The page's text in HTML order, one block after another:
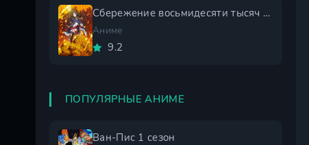
Сбережение восьмидесяти тысяч золотых монет в другом мире
Аниме
9.2
ПОПУЛЯРНЫЕ АНИМЕ
Ван-Пис 1 сезон